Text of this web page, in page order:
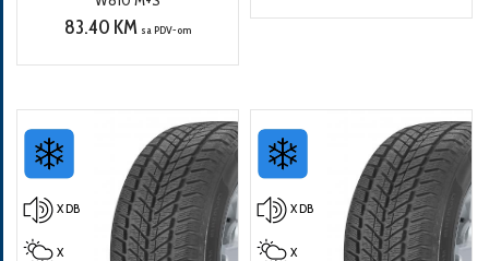
83.40 KM sa PDV-om
X DB
X
X DB
X